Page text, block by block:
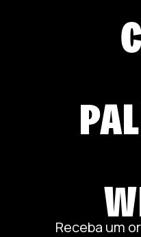
Receba um